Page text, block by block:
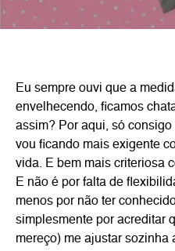
Eu sempre ouvi que a
envelhecendo, ficamos
assim? Por aqui, só
vou ficando mais exigente
vida. E bem mais criteriosa
E não é por falta de
menos por não ter
simplesmente por acreditar
mereço) me ajustar sozinha